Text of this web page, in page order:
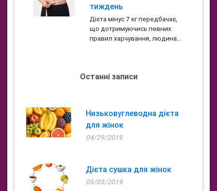
тиждень
Дієта мінус 7 кг передбачає,
що дотримуючись певних
правил харчування, людина...
Останні записи
Низьковуглеводна дієта
для жінок
04/29/2019
Дієта сушка для жінок
05/03/2019